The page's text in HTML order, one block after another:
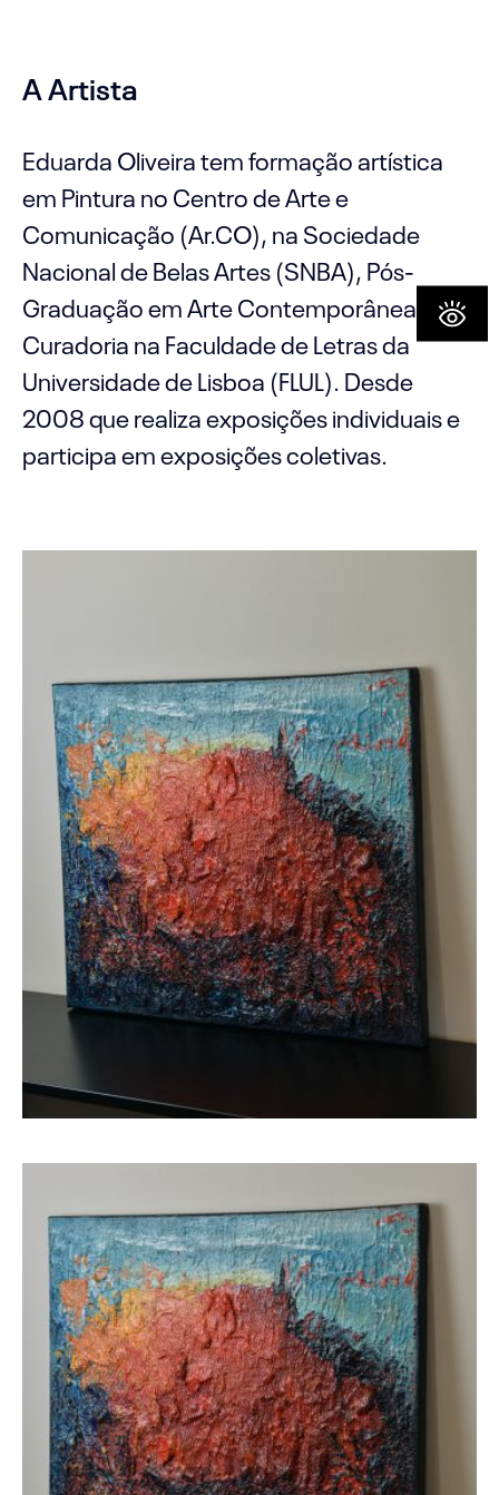
A Artista
Eduarda Oliveira tem formação artística
em Pintura no Centro de Arte e
Comunicação (Ar.CO), na Sociedade
Nacional de Belas Artes (SNBA), Pós-
Graduação em Arte Contemporânea e
Curadoria na Faculdade de Letras da
Universidade de Lisboa (FLUL). Desde
2008 que realiza exposições individuais e
participa em exposições coletivas.